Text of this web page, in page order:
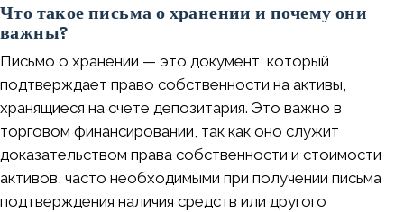
Что такое письма о хранении и почему они
важны?
Письмо о хранении — это документ, который
подтверждает право собственности на активы,
хранящиеся на счете депозитария. Это важно в
торговом финансировании, так как оно служит
доказательством права собственности и стоимости
активов, часто необходимыми при получении письма
подтверждения наличия средств или другого